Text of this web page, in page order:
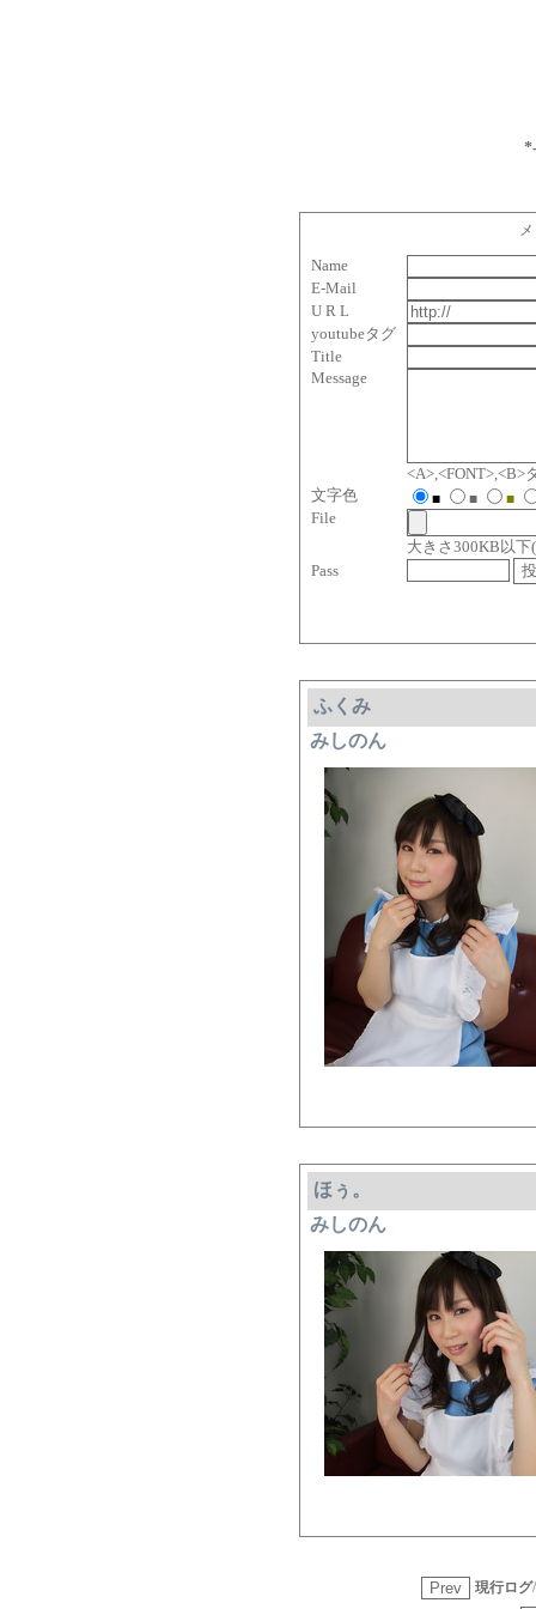
Name
E-Mail
U R L
youtubeタグ
Title
Message
<A>,<FONT>,<B>
文字色
■ ■ ■
File
大きさ300KB以下
Pass
ふくみ
みしのん
ほぅ。
みしのん
現行ログ